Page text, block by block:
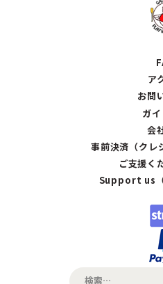
ア
お問
ガ
会
事前決済（クレ
ご支援く
Support us